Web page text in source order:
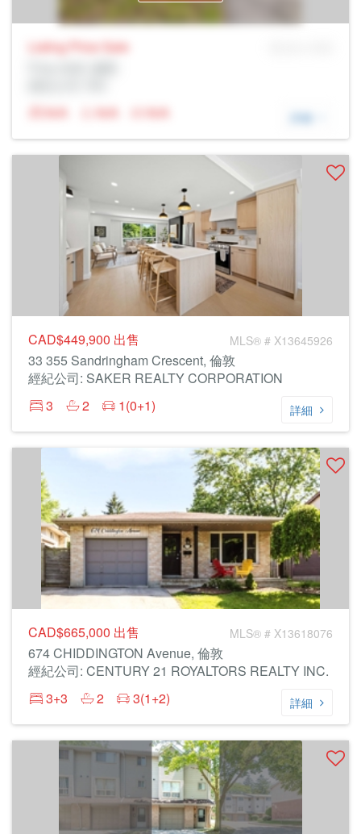
Listing Price Sale
N/A
N/A N/A 詳細
CAD$449,900 出售 MLS® # X13645926
33 355 Sandringham Crescent, 倫敦
經紀公司: SAKER REALTY CORPORATION
3
2 1(0+1) 詳細
CAD$665,000 出售 MLS® # X13618076
674 CHIDDINGTON Avenue, 倫敦
經紀公司: CENTURY 21 ROYALTORS REALTY INC.
3+3
2 3(1+2) 詳細